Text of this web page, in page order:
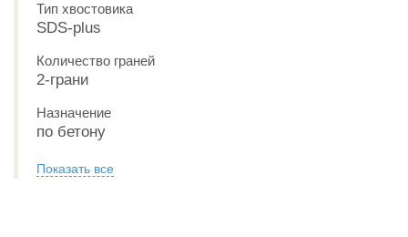
Тип хвостовика
SDS-plus
Количество граней
2-грани
Назначение
по бетону
Показать все